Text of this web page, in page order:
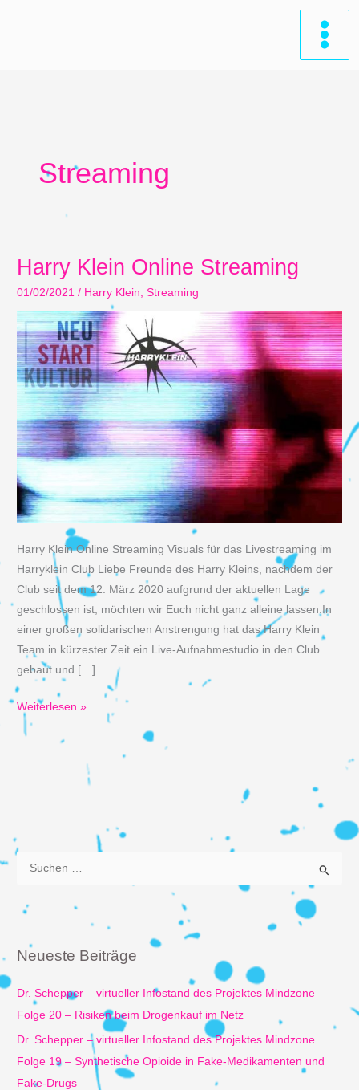
Streaming
Harry Klein Online Streaming
01/02/2021/ Harry Klein,Streaming
Harry Klein Online Streaming Visuals für das Livestreaming im
Harryklein Club Liebe Freunde des Harry Kleins, nachdem der
Club seit dem 12. März 2020 aufgrund der aktuellen Lage
geschlossen ist, möchten wir Euch nicht ganz alleine lassen.In
einer großen solidarischen Anstrengung hat das Harry Klein
Team in kürzester Zeit ein Live-Aufnahmestudio in den Club
gebaut und […]
Harry
Klein
Weiterlesen »
e
n
a
c
h
:
Neueste Beiträge
Dr. Schepper – virtueller Infostand des Projektes Mindzone
Folge 20 – Risiken beim Drogenkauf im Netz
Dr. Schepper – virtueller Infostand des Projektes Mindzone
Folge 19 – Synthetische Opioide in Fake-Medikamenten und
Fake-Drugs